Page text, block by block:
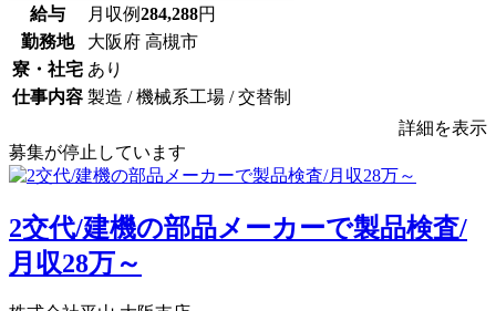
給与 月収例284,288円
勤務地
大阪府 高槻市
寮・社宅 あり
仕事内容 製造 / 機械系工場 / 交替制
詳細を表示
募集が停止しています
2交代/建機の部品メーカーで製品検査/
月収28万～